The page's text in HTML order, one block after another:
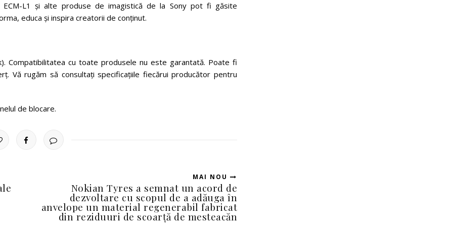
L1 și alte produse de imagistică de la Sony pot fi găsite
educa și inspira creatorii de conținut.
Compatibilitatea cu toate produsele nu este garantată. Poate fi
Vă rugăm să consultați specificațiile fiecărui producător pentru
de blocare.
MAI NOU
Nokian Tyres a semnat un acord de
dezvoltare cu scopul de a adăuga în
anvelope un material regenerabil fabricat
din reziduuri de scoarță de mesteacăn